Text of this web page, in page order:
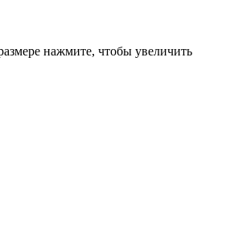
нажмите, чтобы увеличить